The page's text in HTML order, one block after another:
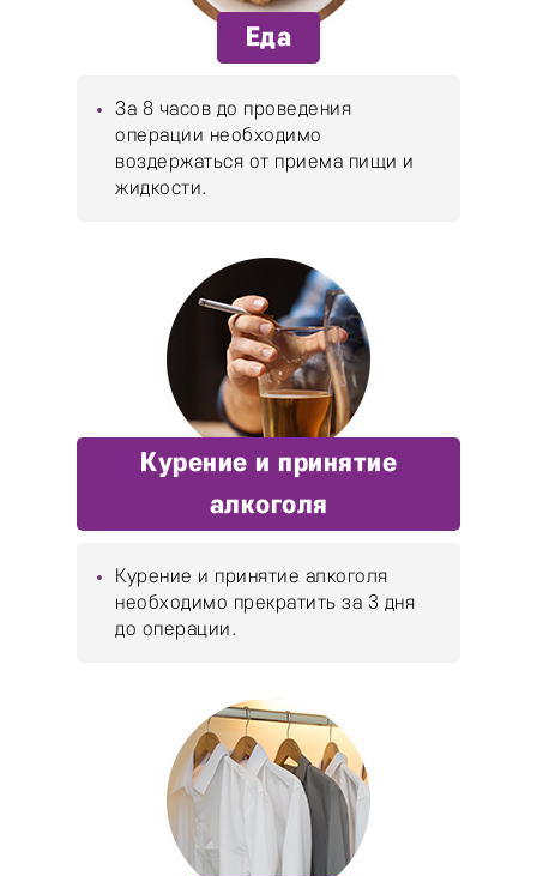
Еда
За 8 часов до проведения
операции необходимо
воздержаться от приема пищи и
жидкости.
Курение и принятие
алкоголя
Курение и принятие алкоголя
необходимо прекратить за 3 дня
до операции.